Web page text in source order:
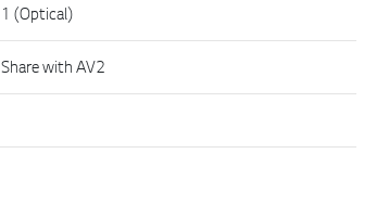
1 (Optical)
Share with AV2